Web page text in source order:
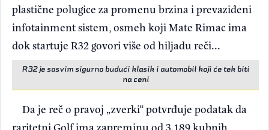
plastične polugice za promenu brzina i prevaziđeni
infotainment sistem, osmeh koji Mate Rimac ima
dok startuje R32 govori više od hiljadu reči...
R32 je sasvim sigurno budući klasik i automobil koji će tek biti
na ceni
Da je reč o pravoj „zverki“ potvrđuje podatak da
raritetni Golf ima zapreminu od 3.189 kubnih